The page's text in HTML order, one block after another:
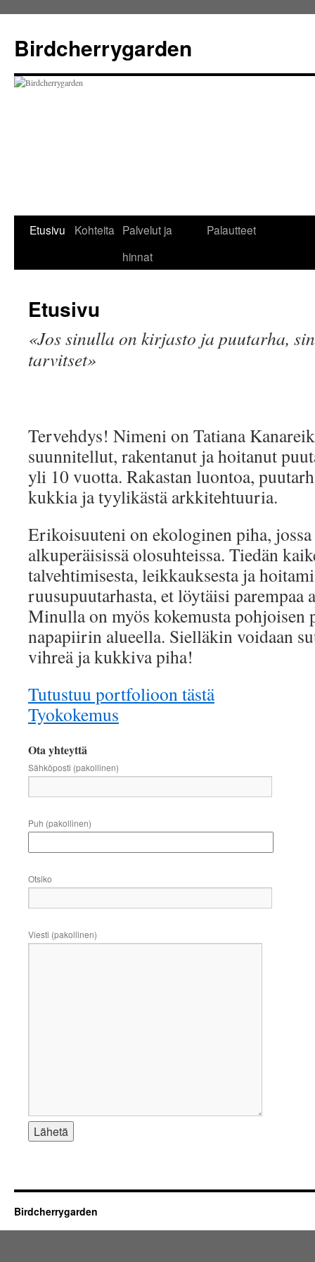
Birdcherrygarden
Перейти
Etusivu Kohteita Palvelut ja
hinnat
Palautteet
Etusivu
«Jos sinulla on kirjasto ja puutarha,
tarvitset»
Tervehdys! Nimeni on Tatiana
suunnitellut, rakentanut ja hoitanut
yli 10 vuotta. Rakastan luontoa,
kukkia ja tyylikästä arkkitehtuuria.
Erikoisuuteni on ekologinen piha,
alkuperäisissä olosuhteissa. Tiedän
talvehtimisesta, leikkauksesta ja
ruusupuutarhasta, et löytäisi parempaa
Minulla on myös kokemusta pohjoisen
napapiirin alueella. Sielläkin voidaan
vihreä ja kukkiva piha!
Tutustuu portfolioon tästä
Tyokokemus
Ota yhteyttä
Sähköposti (pakollinen)
Puh (pakollinen)
Otsiko
Viesti (pakollinen)
Birdcherrygarden